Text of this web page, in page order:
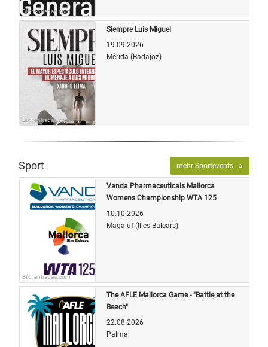
Bild: entradas.com
Bild: entradas.com
Siempre Luis Miguel
19.09.2026
Mérida (Badajoz)
Sport mehr Sportevents
Bild: entradas.com
Vanda Pharmaceuticals Mallorca
Womens Championship WTA 125
10.10.2026
Magaluf (Illes Balears)
The AFLE Mallorca Game - "Battle at the
Beach"
22.08.2026
Palma